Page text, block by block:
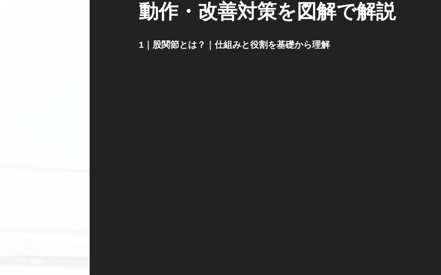
動作・改善対策を図解で解説
1｜股関節とは？｜仕組みと役割を基礎から理解